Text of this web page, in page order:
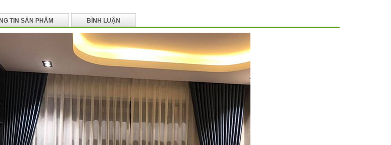
TIN SẢN PHẨM BÌNH LUẬN